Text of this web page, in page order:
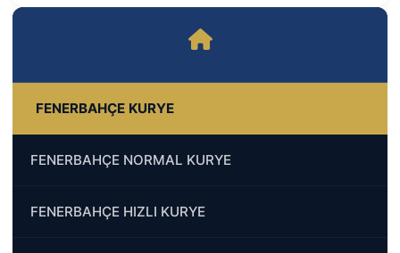
FENERBAHÇE KURYE
FENERBAHÇE NORMAL KURYE
FENERBAHÇE HIZLI KURYE